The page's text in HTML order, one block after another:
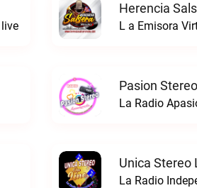
Herencia
L a Emisora
Pasion
La Radio
Unica Stereo
La Radio